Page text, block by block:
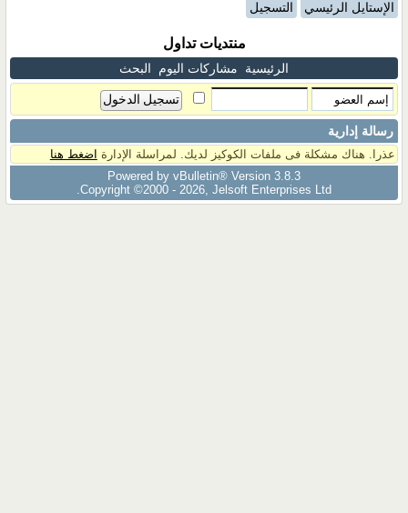
الإستايل الرئيسي التسجيل
منتديات تداول
الرئيسية مشاركات اليوم البحث
رسالة إدارية
عذرا. هناك مشكلة فى ملفات الكوكيز لديك. لمراسلة الإدارة اضغط هنا
Powered by vBulletin® Version 3.8.3
Copyright ©2000 - 2026, Jelsoft Enterprises Ltd.